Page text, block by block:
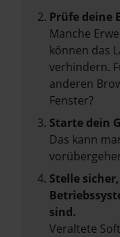
Prüfe deine
Manche
können das
verhindern.
anderen
Fenster?
Starte dein
Das kann
Stelle
sind.
Veraltete